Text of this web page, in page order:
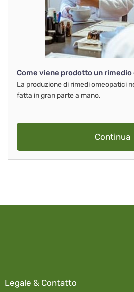
Come viene prodotto un
La produzione di rimedi omeopatici
fatta in gran parte a mano.
Continua
Legale & Contatto